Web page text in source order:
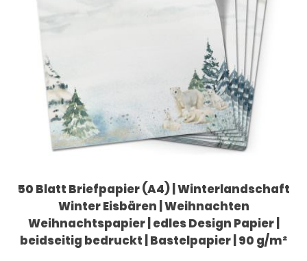
50 Blatt Briefpapier (A4) | Winterlandschaft
Winter Eisbären | Weihnachten
Weihnachtspapier | edles Design Papier |
beidseitig bedruckt | Bastelpapier | 90 g/m²